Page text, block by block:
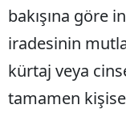
bakışına göre
iradesinin
kürtaj veya
tamamen